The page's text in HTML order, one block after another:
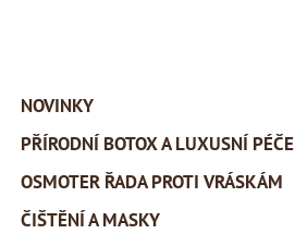
NOVINKY
PŘÍRODNÍ BOTOX A LUXUSNÍ PÉČE
OSMOTER ŘADA PROTI VRÁSKÁM
ČIŠTĚNÍ A MASKY